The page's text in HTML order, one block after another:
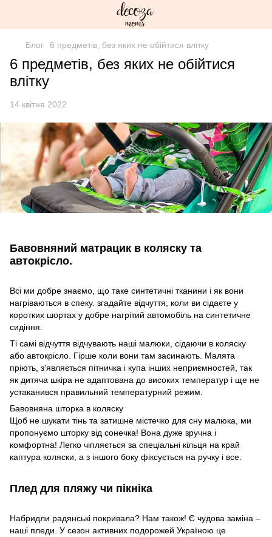
Блог 6 предметів, без яких не обійтися влітку
6 предметів, без яких не обійтися
влітку
14 квітня 2022
Бавовняний матрацик в коляску та
автокрісло.
Всі ми добре знаємо, що таке синтетичні тканини і як вони
нагріваються в спеку. згадайте відчуття, коли ви сідаєте у
коротких шортах у добре нагрітий автомобіль на синтетичне
сидіння.
Ті самі відчуття відчувають наші малюки, сідаючи в коляску
або автокрісло. Гірше коли вони там засинають. Малята
пріють, з'являється пітничка і купа інших неприємностей, так
як дитяча шкіра не адаптована до високих температур і ще не
устаканився правильний температурний режим.
Бавовняна шторка в коляску
Щоб не шукати тінь та затишне містечко для сну малюка, ми
пропонуємо шторку від сонечка! Вона дуже зручна і
комфортна! Легко чіпляється за спеціальні кільця на край
каптура коляски, а з іншого боку фіксується на ручку і все.
Плед для пляжу чи пікніка
Набридли радянські покривала? Нам також! Є чудова заміна –
наші пледи. У сезон активних подорожей Україною це